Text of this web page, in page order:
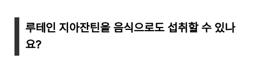
루테인 지아잔틴을 음식으로도 섭취할 수 있나
요?